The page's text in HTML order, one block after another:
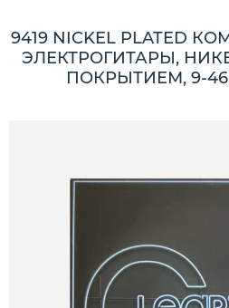
9419 NICKEL PLATED
ЭЛЕКТРОГИТАРЫ,
ПОКРЫТИЕМ, 9-46,